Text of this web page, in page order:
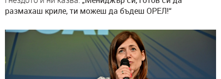
размахаш криле, ти можеш да бъдеш ОРЕЛ!“